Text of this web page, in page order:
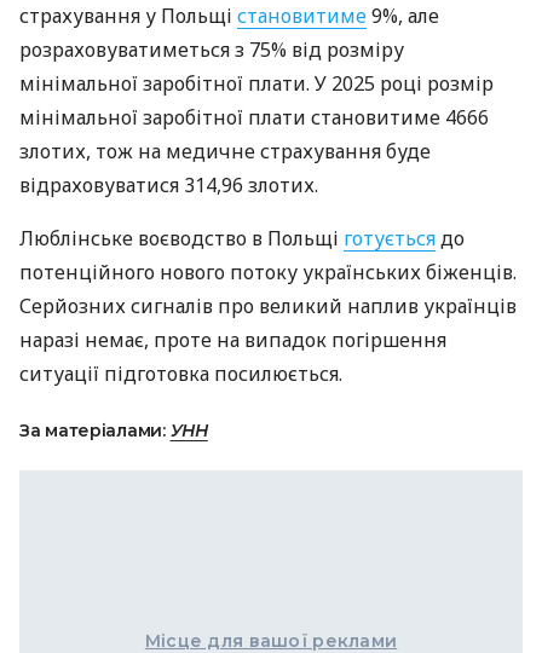
страхування у Польщі становитиме9%, але
розраховуватиметься з 75% від розміру
мінімальної заробітної плати. У 2025 році розмір
мінімальної заробітної плати становитиме 4666
злотих, тож на медичне страхування буде
відраховуватися 314,96 злотих.
Люблінське воєводство в Польщі готуєтьсядо
потенційного нового потоку українських біженців.
Серйозних сигналів про великий наплив українців
наразі немає, проте на випадок погіршення
ситуації підготовка посилюється.
За матеріалами: УНН
Місце для вашої реклами